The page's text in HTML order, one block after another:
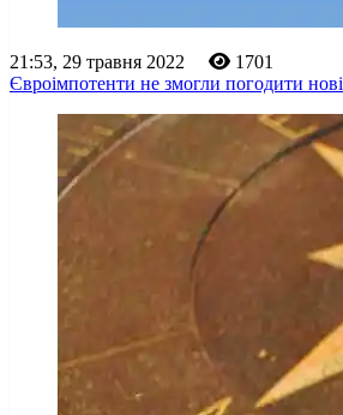
21:53, 29 травня 2022
1701
Євроімпотенти не змогли погодити